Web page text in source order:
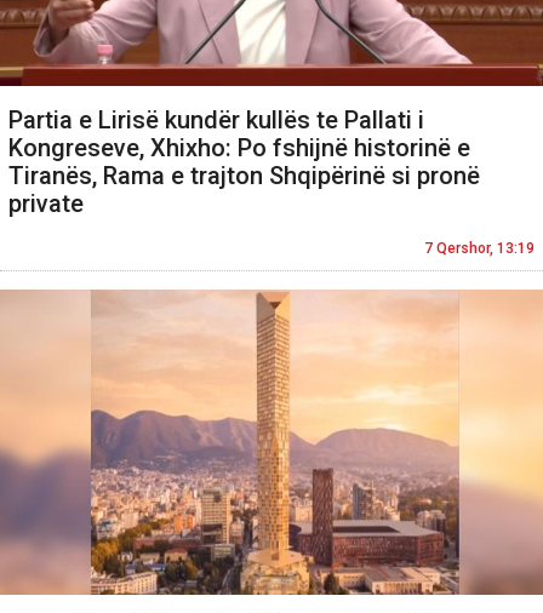
Partia e Lirisë kundër kullës te Pallati i
Kongreseve, Xhixho: Po fshijnë historinë e
Tiranës, Rama e trajton Shqipërinë si pronë
private
7 Qershor, 13:19